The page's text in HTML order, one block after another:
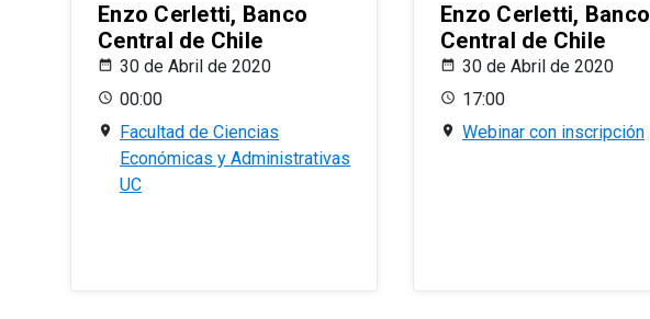
Enzo Cerletti, Banco
Central de Chile
30 de Abril de 2020
00:00
Facultad de Ciencias
Económicas y Administrativas
UC
Enzo Cerletti, Banco
Central de Chile
30 de Abril de 2020
17:00
Webinar con inscripción